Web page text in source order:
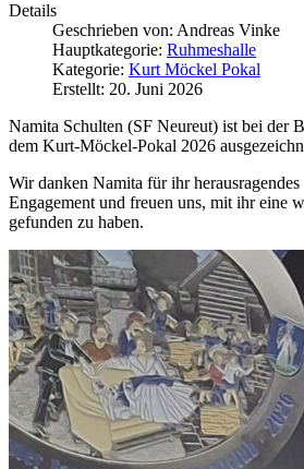
Details
Geschrieben von: Andreas Vinke
Hauptkategorie: Ruhmeshalle
Kategorie: Kurt Möckel Pokal
Erstellt: 20. Juni 2026
Namita Schulten (SF Neureut) ist bei der
dem Kurt-Möckel-Pokal 2026
Wir danken Namita für ihr herausragendes
Engagement und freuen uns, mit ihr eine
gefunden zu haben.